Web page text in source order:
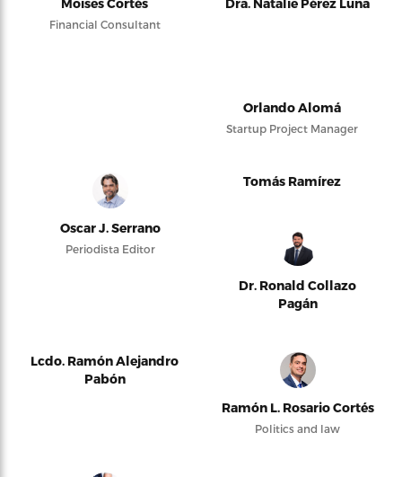
Moises Cortés
Financial Consultant
Dra. Natalie Pérez Luna
Orlando Alomá
Startup Project Manager
Oscar J. Serrano
Periodista Editor
Tomás Ramírez
Dr. Ronald Collazo
Pagán
Lcdo. Ramón Alejandro
Pabón
Ramón L. Rosario Cortés
Politics and law